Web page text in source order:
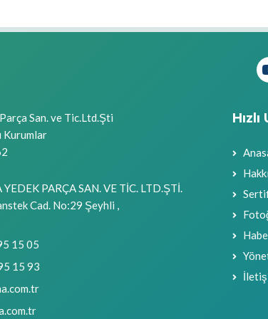
San. ve Tic.Ltd.Şti
Kurumlar
PARÇA SAN. VE TİC. LTD.ŞTİ.
Cad. No:29 Şeyhli ,
15 05
15 93
Hızlı